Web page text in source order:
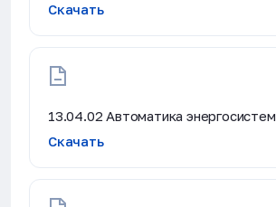
Скачать
13.04.02 Автоматика энергосистем
Скачать